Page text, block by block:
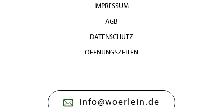
IMPRESSUM
AGB
DATENSCHUTZ
ÖFFNUNGSZEITEN
info@woerlein.de